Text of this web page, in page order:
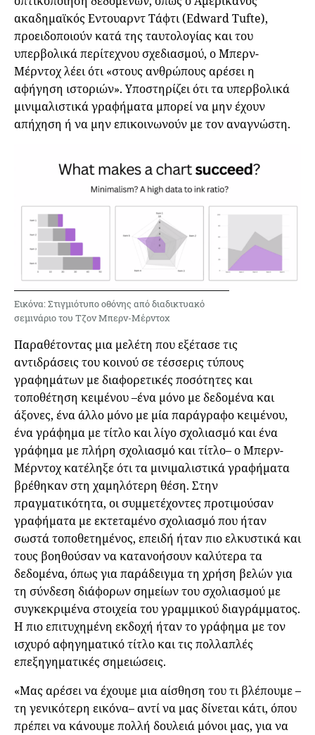
ακαδημαϊκός Εντουαρντ Τάφτι (Edward Tufte),
προειδοποιούν κατά της ταυτολογίας και του
υπερβολικά περίτεχνου σχεδιασμού, ο Μπερν-
Μέρντοχ λέει ότι «στους ανθρώπους αρέσει η
αφήγηση ιστοριών». Υποστηρίζει ότι τα υπερβολικά
μινιμαλιστικά γραφήματα μπορεί να μην έχουν
απήχηση ή να μην επικοινωνούν με τον αναγνώστη.
Εικόνα: Στιγμιότυπο οθόνης από διαδικτυακό
σεμινάριο του Τζον Μπερν-Μέρντοχ
Παραθέτοντας μια μελέτη που εξέτασε τις
αντιδράσεις του κοινού σε τέσσερις τύπους
γραφημάτων με διαφορετικές ποσότητες και
τοποθέτηση κειμένου –ένα μόνο με δεδομένα και
άξονες, ένα άλλο μόνο με μία παράγραφο κειμένου,
ένα γράφημα με τίτλο και λίγο σχολιασμό και ένα
γράφημα με πλήρη σχολιασμό και τίτλο– ο Μπερν-
Μέρντοχ κατέληξε ότι τα μινιμαλιστικά γραφήματα
βρέθηκαν στη χαμηλότερη θέση. Στην
πραγματικότητα, οι συμμετέχοντες προτιμούσαν
γραφήματα με εκτεταμένο σχολιασμό που ήταν
σωστά τοποθετημένος, επειδή ήταν πιο ελκυστικά και
τους βοηθούσαν να κατανοήσουν καλύτερα τα
δεδομένα, όπως για παράδειγμα τη χρήση βελών για
τη σύνδεση διάφορων σημείων του σχολιασμού με
συγκεκριμένα στοιχεία του γραμμικού διαγράμματος.
Η πιο επιτυχημένη εκδοχή ήταν το γράφημα με τον
ισχυρό αφηγηματικό τίτλο και τις πολλαπλές
επεξηγηματικές σημειώσεις.
«Μας αρέσει να έχουμε μια αίσθηση του τι βλέπουμε –
τη γενικότερη εικόνα– αντί να μας δίνεται κάτι, όπου
πρέπει να κάνουμε πολλή δουλειά μόνοι μας, για να